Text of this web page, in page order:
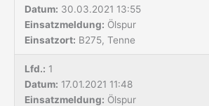
Datum: 30.03.2021 13:55
Einsatzmeldung: Ölspur
Einsatzort: B275, Tenne
Lfd.: 1
Datum: 17.01.2021 11:48
Einsatzmeldung: Ölspur